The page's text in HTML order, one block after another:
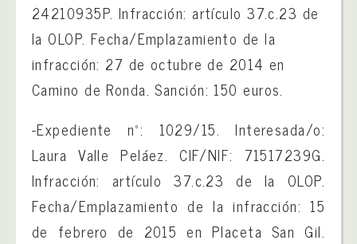
24210935P. Infracción: artículo 37.c.23 de
la OLOP. Fecha/Emplazamiento de la
infracción: 27 de octubre de 2014 en
Camino de Ronda. Sanción: 150 euros.
-Expediente nº: 1029/15. Interesada/o:
Laura Valle Peláez. CIF/NIF: 71517239G.
Infracción: artículo 37.c.23 de la OLOP.
Fecha/Emplazamiento de la infracción: 15
de febrero de 2015 en Placeta San Gil.